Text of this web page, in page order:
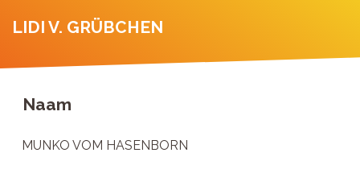
LIDI V. GRÜBCHEN
Naam
MUNKO VOM HASENBORN